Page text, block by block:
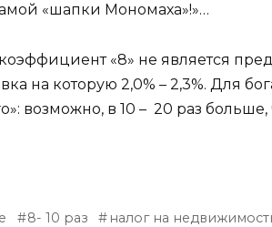
«шапки Мономаха»!»…
«8» не является
на которую 2,0% – 2,3%. Для
возможно, в 10 – 20 раз
8- 10 раз налог на